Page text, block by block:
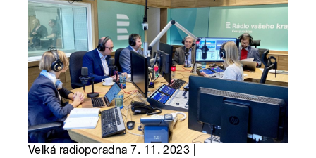
Velká radioporadna 7. 11. 2023 |